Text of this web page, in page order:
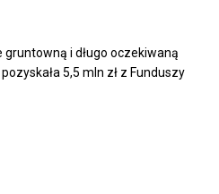
gruntowną i długo oczekiwaną
5,5 mln zł z Funduszy